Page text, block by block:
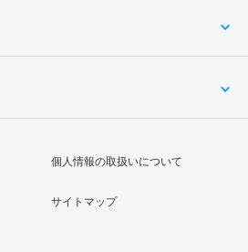
個人情報の取扱いについて
サイトマップ